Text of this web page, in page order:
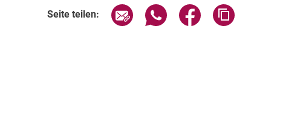
Seite teilen: Seite über E-Mail teilen
Seite über WhatsApp teilen
Seite über Facebook